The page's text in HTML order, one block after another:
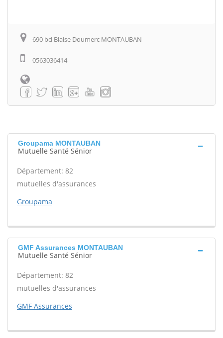
690 bd Blaise Doumerc MONTAUBAN
0563036414
Groupama MONTAUBAN
Mutuelle Santé Sénior
Département: 82
mutuelles d'assurances
Groupama
GMF Assurances MONTAUBAN
Mutuelle Santé Sénior
Département: 82
mutuelles d'assurances
GMF Assurances